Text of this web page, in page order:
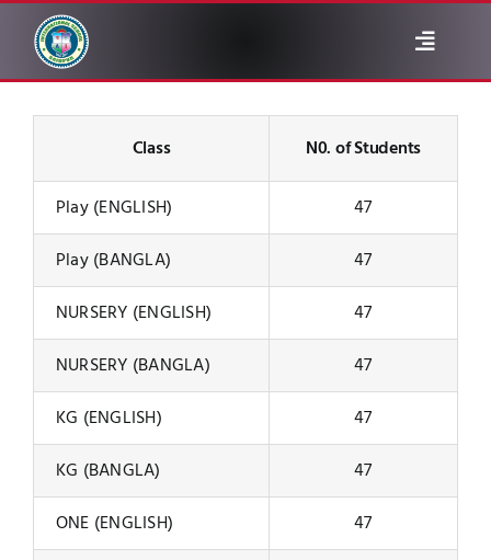
Skip
content
Toggle
NOTICE
ACADEMIC
ALUMNI
GALLERY
ADMISSION
Class N0. of Students
Play (ENGLISH)
47
Play (BANGLA)
47
NURSERY (ENGLISH)
47
NURSERY (BANGLA)
47
KG (ENGLISH)
47
KG (BANGLA)
47
ONE (ENGLISH)
47